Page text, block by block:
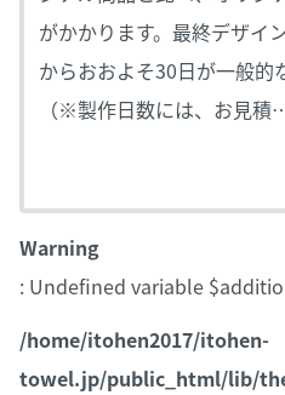
がかかります。最終デザイ
からおおよそ30日が一般的
（※製作日数には、お見
Warning
: Undefined variable
/home/itohen2017/itohen-
towel.jp/public_html/lib/